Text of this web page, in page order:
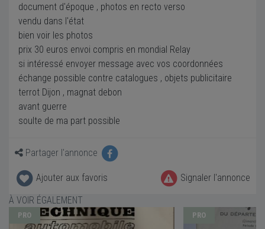
document d'époque , photos en recto verso
vendu dans l'état
bien voir les photos
prix 30 euros envoi compris en mondial Relay
si intéressé envoyer message avec vos coordonnées
échange possible contre catalogues , objets publicitaire
terrot Dijon , magnat debon
avant guerre
soulte de ma part possible
Partager l'annonce
Ajouter aux favoris
Signaler l'annonce
À VOIR ÉGALEMENT
PRO PRO